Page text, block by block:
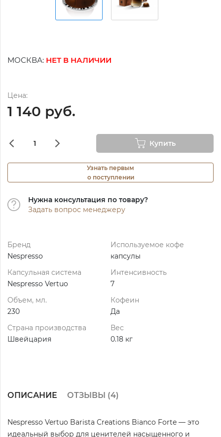
МОСКВА: НЕТ В НАЛИЧИИ
Цена:
1 140 руб.
Купить
Узнать первым
о поступлении
Нужна консультация по товару?
Задать вопрос менеджеру
Бренд
Nespresso
Используемое кофе
капсулы
Капсульная система
Nespresso Vertuo
Интенсивность
7
Объем, мл.
230
Кофеин
Да
Страна производства
Швейцария
Вес
0.18 кг
ОПИСАНИЕ ОТЗЫВЫ (4)
Nespresso Vertuo Barista Creations Bianco Forte — это
идеальный выбор для ценителей насыщенного и